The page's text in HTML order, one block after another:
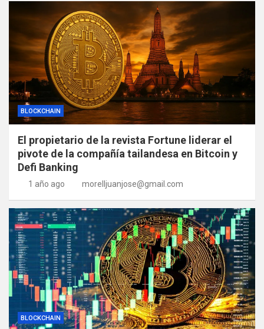
BLOCKCHAIN
El propietario de la revista Fortune liderar el
pivote de la compañía tailandesa en Bitcoin y
Defi Banking
1 año ago morelljuanjose@gmail.com
BLOCKCHAIN